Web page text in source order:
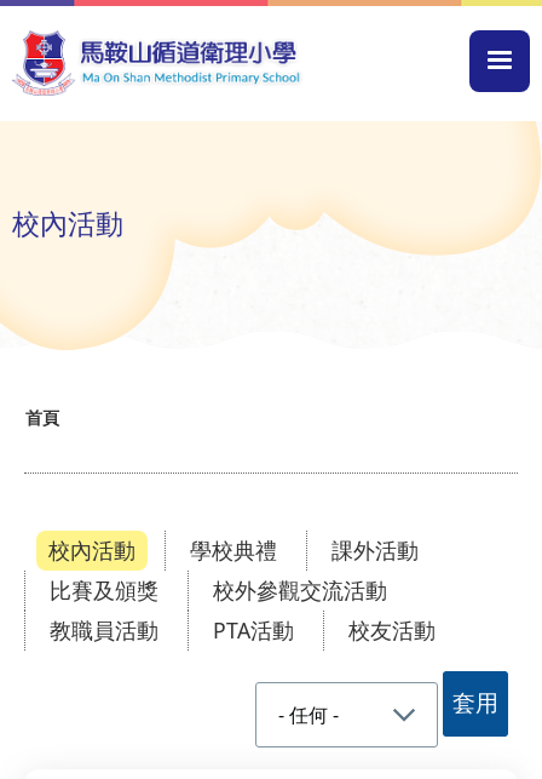
移至主內容
校內活動
導
連
結
首頁
校內活動 學校典禮
課外活動
比賽及頒獎
校外參觀交流活動
教職員活動
PTA活動 校友活動